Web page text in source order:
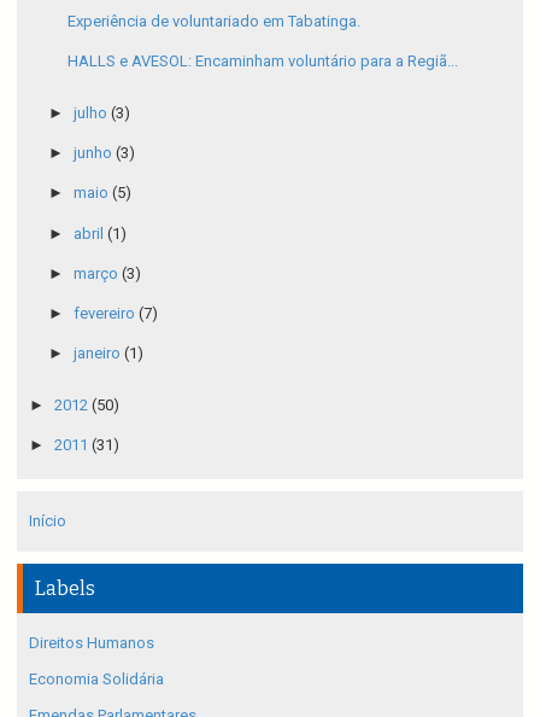
Experiência de voluntariado em Tabatinga.
HALLS e AVESOL: Encaminham voluntário para a Regiã...
► julho (3)
► junho (3)
► maio (5)
► abril (1)
► março (3)
► fevereiro (7)
► janeiro (1)
► 2012 (50)
► 2011 (31)
Início
Labels
Direitos Humanos
Economia Solidária